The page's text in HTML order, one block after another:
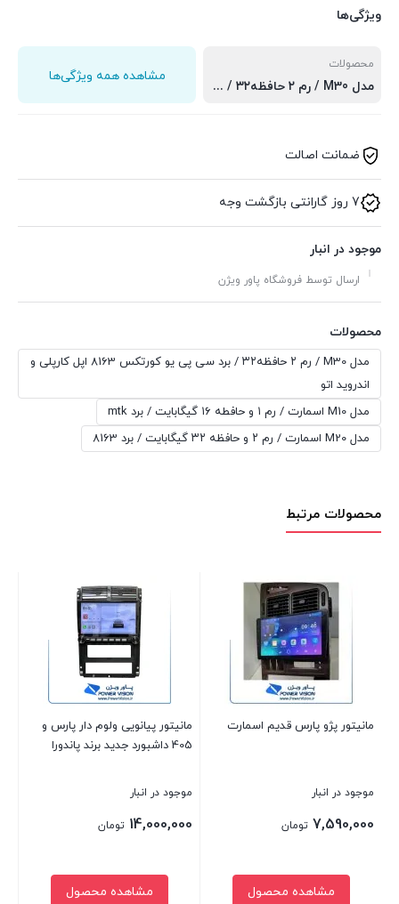
ویژگی‌ها
محصولات
مدل M30 / رم ۲ حافظه۳۲ / برد سی پی یو کورتکس 8163 اپل کارپلی و اندروید اتو, مدل M10 اسمارت / رم ۱ و حافطه ۱۶ گیگابایت / برد mtk, مدل M20 اسمارت / رم ۲ و حافظه ۳۲ گیگابایت / برد 8163
مشاهده همه ویژگی‌ها
ضمانت اصالت
7 روز گارانتی بازگشت وجه
موجود در انبار
ارسال توسط فروشگاه پاور ویژن
محصولات
مدل M30 / رم ۲ حافظه۳۲ / برد سی پی یو کورتکس 8163 اپل کارپلی و
اندروید اتو
مدل M10 اسمارت / رم ۱ و حافطه ۱۶ گیگابایت / برد mtk
مدل M20 اسمارت / رم ۲ و حافظه ۳۲ گیگابایت / برد 8163
محصولات مرتبط
مانیتور پژو پارس قدیم اسمارت
موجود در انبار
7,590,000 تومان
مشاهده محصول
مانیتور پیانویی ولوم دار پارس و
405 داشبورد جدید برند پاندورا
موجود در انبار
14,000,000 تومان
مشاهده محصول